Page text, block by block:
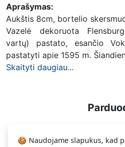
🍪 Naudojame slapukus, kad
Aprašymas:
Aukštis 8cm, bortelio
Vazelė dekoruota
vartų) pastato, esančio
pastatyti apie 1595 m.
Skaityti daugiau...
Gaiva